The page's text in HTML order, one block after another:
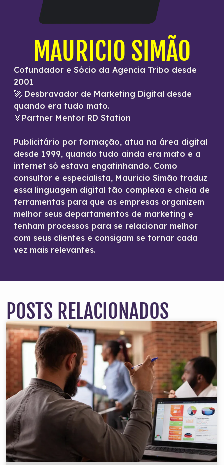
MAURICIO SIMÃO
Cofundador e Sócio da Agência Tribo desde
2001
🚀 Desbravador de Marketing Digital desde
quando era tudo mato.
🏅Partner Mentor RD Station
Publicitário por formação, atua na área digital
desde 1999, quando tudo ainda era mato e a
internet só estava engatinhando. Como
consultor e especialista, Mauricio Simão traduz
essa linguagem digital tão complexa e cheia de
ferramentas para que as empresas organizem
melhor seus departamentos de marketing e
tenham processos para se relacionar melhor
com seus clientes e consigam se tornar cada
vez mais relevantes.
POSTS RELACIONADOS